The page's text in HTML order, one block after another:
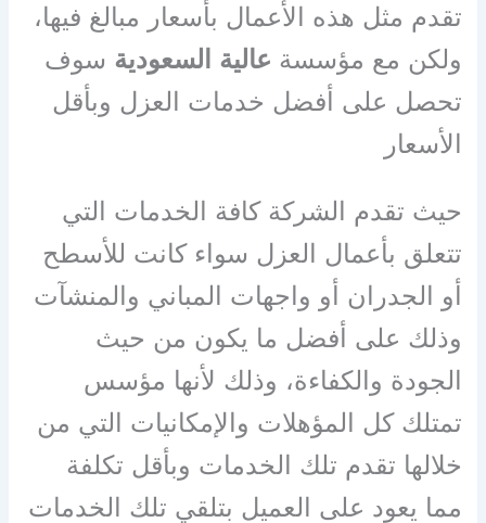
تقدم مثل هذه الأعمال بأسعار مبالغ فيها،
ولكن مع مؤسسة عالية السعودية سوف
تحصل على أفضل خدمات العزل وبأقل
الأسعار
حيث تقدم الشركة كافة الخدمات التي
تتعلق بأعمال العزل سواء كانت للأسطح
أو الجدران أو واجهات المباني والمنشآت
وذلك على أفضل ما يكون من حيث
الجودة والكفاءة، وذلك لأنها مؤسس
تمتلك كل المؤهلات والإمكانيات التي من
خلالها تقدم تلك الخدمات وبأقل تكلفة
مما يعود على العميل بتلقي تلك الخدمات